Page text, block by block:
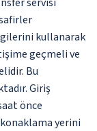
kullanarak
geçmeli ve
Bu
Giriş
önce
yerini